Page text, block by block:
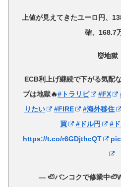
上値が見えてきたユーロ円、
確、168.7
👹地獄
ECB利上げ継続で下がる気配
プは地獄🔥#トラリピ #FX
りたい
#FIRE #海外移住
買
#ドル円
#
https://t.co/r6GDjthcQT
— 🦥バンコクで修業中